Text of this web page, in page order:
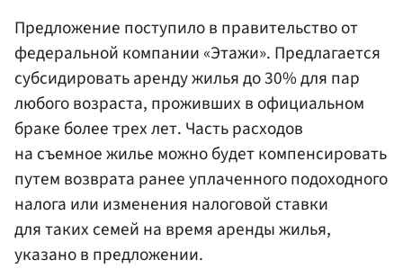
Предложение поступило в правительство от
федеральной компании «Этажи». Предлагается
субсидировать аренду жилья до 30% для пар
любого возраста, проживших в официальном
браке более трех лет. Часть расходов
на съемное жилье можно будет компенсировать
путем возврата ранее уплаченного подоходного
налога или изменения налоговой ставки
для таких семей на время аренды жилья,
указано в предложении.